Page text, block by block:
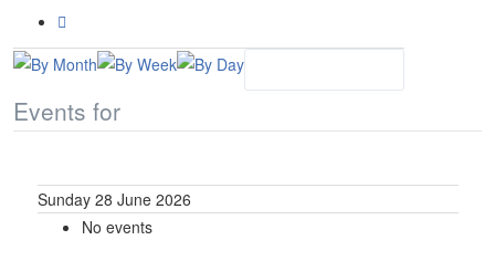
Events for
Sunday 28 June 2026
No events